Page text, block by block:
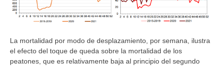
La mortalidad por modo de desplazamiento, por semana, ilustra
el efecto del toque de queda sobre la mortalidad de los
peatones, que es relativamente baja al principio del segundo